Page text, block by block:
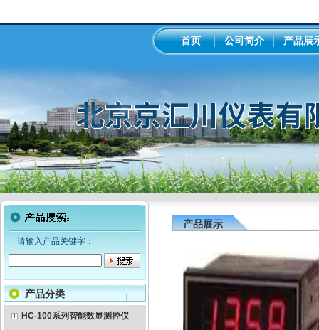
首页 公司简介 产品展
请输入产品关键字：
产品分类
HC-100系列智能数显测控仪
产品展示